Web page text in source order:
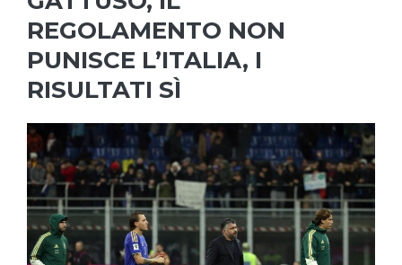
REGOLAMENTO NON
PUNISCE L’ITALIA, I
RISULTATI SÌ